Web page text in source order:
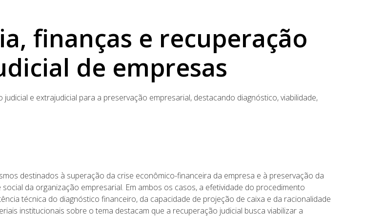
finanças e recuperação
de empresas
e extrajudicial para a preservação empresarial, destacando diagnóstico, viabilidade,
destinados à superação da crise econômico-financeira da empresa e à preservação da
da organização empresarial. Em ambos os casos, a efetividade do procedimento
técnica do diagnóstico financeiro, da capacidade de projeção de caixa e da racionalidade
institucionais sobre o tema destacam que a recuperação judicial busca viabilizar a